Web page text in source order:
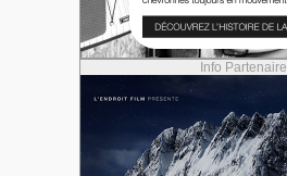
Info Partenaire